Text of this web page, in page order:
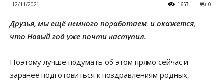
12/11/2021 0
1653
Друзья, мы ещё немного поработаем, и окажется,
что Новый год уже почти наступил.
Поэтому лучше подумать об этом прямо сейчас и
заранее подготовиться к поздравлениям родных,